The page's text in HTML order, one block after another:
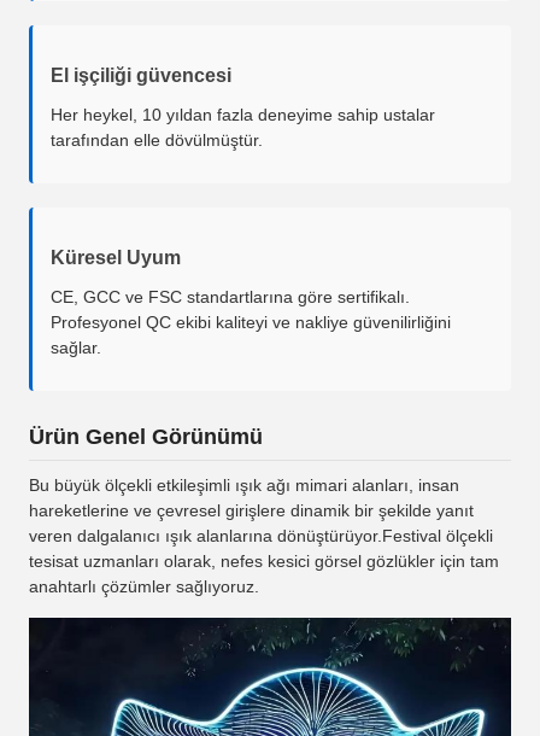
El işçiliği güvencesi
Her heykel, 10 yıldan fazla deneyime sahip ustalar
tarafından elle dövülmüştür.
Küresel Uyum
CE, GCC ve FSC standartlarına göre sertifikalı.
Profesyonel QC ekibi kaliteyi ve nakliye güvenilirliğini
sağlar.
Ürün Genel Görünümü
Bu büyük ölçekli etkileşimli ışık ağı mimari alanları, insan
hareketlerine ve çevresel girişlere dinamik bir şekilde yanıt
veren dalgalanıcı ışık alanlarına dönüştürüyor.Festival ölçekli
tesisat uzmanları olarak, nefes kesici görsel gözlükler için tam
anahtarlı çözümler sağlıyoruz.